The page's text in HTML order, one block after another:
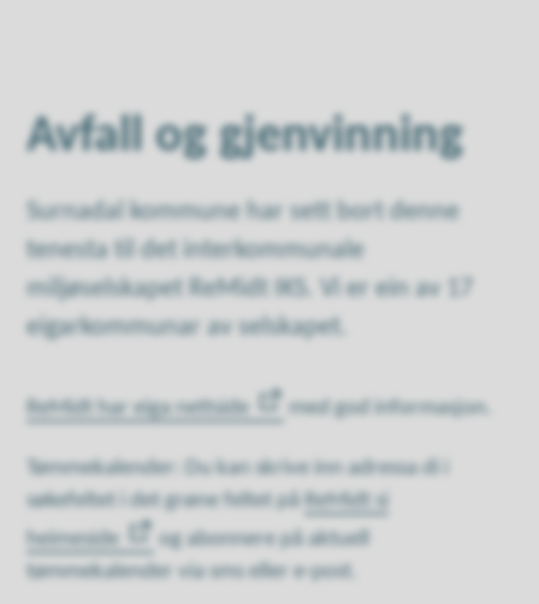
Avfall og gjenvinning
Surnadal kommune har sett bort denne
tenesta til det interkommunale
miljøselskapet ReMidt IKS. Vi er ein av 17
eigarkommunar av selskapet.
ReMidt har eiga nettside med god informasjon.
Tømmekalender: Du kan skrive inn adressa di i
søkefeltet i det grøne feltet på
ReMidt si
heimeside
og abonnere på aktuell
tømmekalender via sms eller e-post.